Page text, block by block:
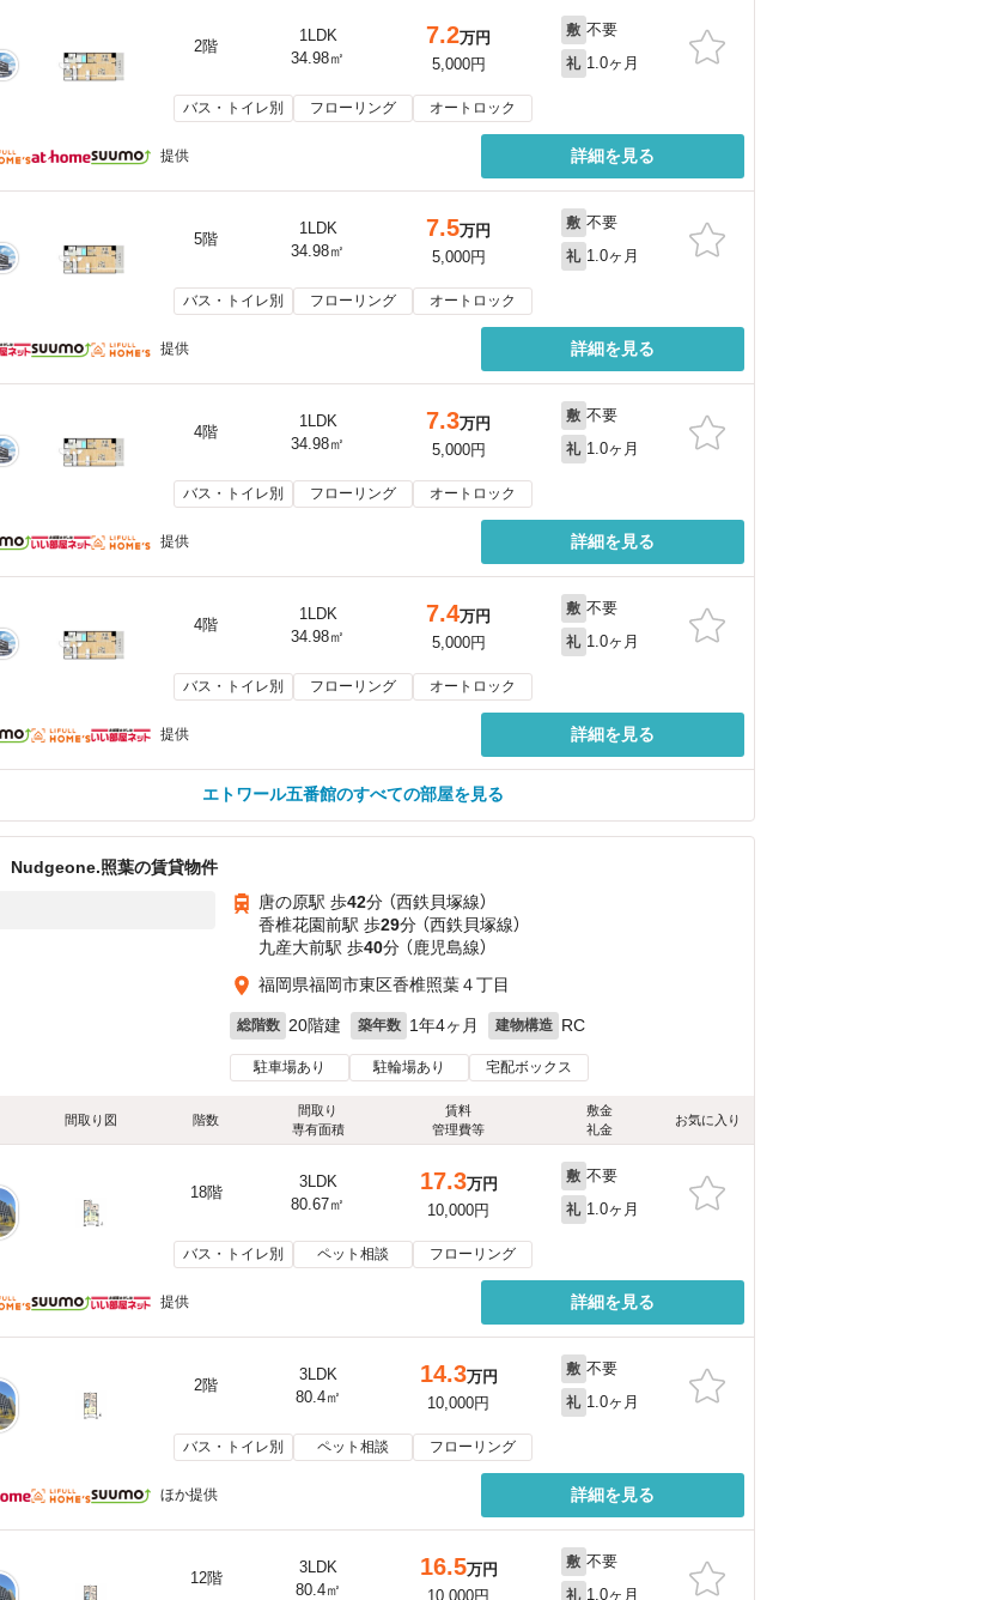
2階
1LDK
34.98㎡
7.2万円
5,000円
敷 不要
礼 1.0ヶ月
バス・トイレ別 フローリング オートロック
提供 詳細を見る
5階
1LDK
34.98㎡
7.5万円
5,000円
敷 不要
礼 1.0ヶ月
バス・トイレ別 フローリング オートロック
提供 詳細を見る
4階
1LDK
34.98㎡
7.3万円
5,000円
敷 不要
礼 1.0ヶ月
バス・トイレ別 フローリング オートロック
提供 詳細を見る
4階
1LDK
34.98㎡
7.4万円
5,000円
敷 不要
礼 1.0ヶ月
バス・トイレ別 フローリング オートロック
提供 詳細を見る
エトワール五番館のすべての部屋を見る
Nudgeone.照葉の賃貸物件
唐の原駅 歩42分 （西鉄貝塚線）
香椎花園前駅 歩29分 （西鉄貝塚線）
九産大前駅 歩40分 （鹿児島線）
福岡県福岡市東区香椎照葉４丁目
総階数 20階建 築年数 1年4ヶ月 建物構造 RC
駐車場あり 駐輪場あり 宅配ボックス
間取り図 階数
間取り
専有面積
賃料
管理費等
敷金
礼金
お気に入り
18階
3LDK
80.67㎡
17.3万円
10,000円
敷 不要
礼 1.0ヶ月
バス・トイレ別 ペット相談 フローリング
提供 詳細を見る
2階
3LDK
80.4㎡
14.3万円
10,000円
敷 不要
礼 1.0ヶ月
バス・トイレ別 ペット相談 フローリング
ほか提供 詳細を見る
12階
3LDK
80.4㎡
16.5万円
10,000円
敷 不要
礼 1.0ヶ月